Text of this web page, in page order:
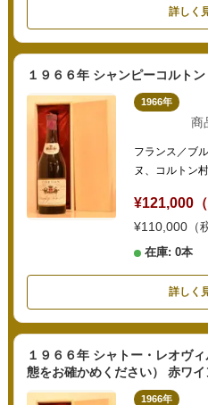
詳しく
１９６６年 シャンピーコルト
1966年
商
フランス／ブ
ヌ、コルトン
¥121,000（
¥110,000（
在庫: 0本
詳しく
１９６６年 シャトー・レオヴ
態をお確かめください） 赤ワイ
1966年